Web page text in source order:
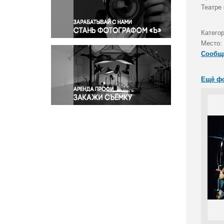
Правосудие
Происшествия и конфликты
Религия
Светская жизнь
Спорт
Экология
Экономика и бизнес
Место:
Ещё